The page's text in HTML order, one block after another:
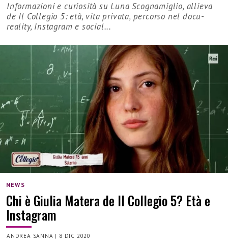
Informazioni e curiosità su Luna Scognamiglio, allieva
de Il Collegio 5: età, vita privata, percorso nel docu-
reality, Instagram e social...
NEWS
Chi è Giulia Matera de Il Collegio 5? Età e
Instagram
ANDREA SANNA | 8 DIC 2020